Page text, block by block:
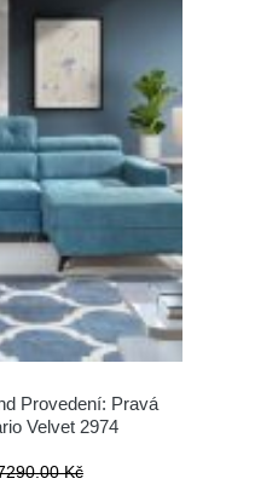
Provedení: Pravá
Velvet 2974
Kč